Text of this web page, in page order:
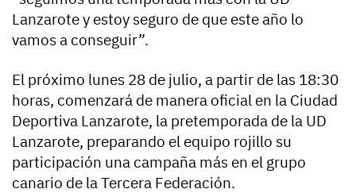
Lanzarote y estoy seguro de que este año lo
vamos a conseguir”.
El próximo lunes 28 de julio, a partir de las 18:30
horas, comenzará de manera oficial en la Ciudad
Deportiva Lanzarote, la pretemporada de la UD
Lanzarote, preparando el equipo rojillo su
participación una campaña más en el grupo
canario de la Tercera Federación.